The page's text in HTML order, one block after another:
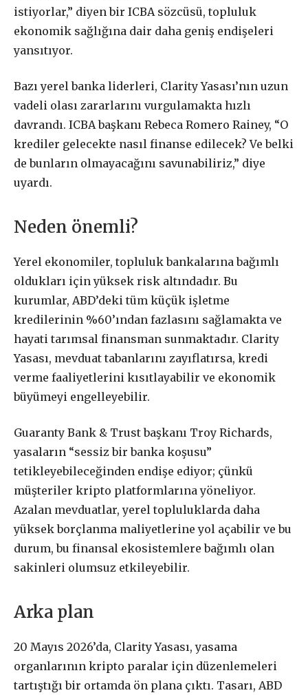
istiyorlar,” diyen bir ICBA sözcüsü, topluluk
ekonomik sağlığına dair daha geniş endişeleri
yansıtıyor.
Bazı yerel banka liderleri, Clarity Yasası’nın uzun
vadeli olası zararlarını vurgulamakta hızlı
davrandı. ICBA başkanı Rebeca Romero Rainey, “O
krediler gelecekte nasıl finanse edilecek? Ve belki
de bunların olmayacağını savunabiliriz,” diye
uyardı.
Neden önemli?
Yerel ekonomiler, topluluk bankalarına bağımlı
oldukları için yüksek risk altındadır. Bu
kurumlar, ABD’deki tüm küçük işletme
kredilerinin %60’ından fazlasını sağlamakta ve
hayati tarımsal finansman sunmaktadır. Clarity
Yasası, mevduat tabanlarını zayıflatırsa, kredi
verme faaliyetlerini kısıtlayabilir ve ekonomik
büyümeyi engelleyebilir.
Guaranty Bank & Trust başkanı Troy Richards,
yasaların “sessiz bir banka koşusu”
tetikleyebileceğinden endişe ediyor; çünkü
müşteriler kripto platformlarına yöneliyor.
Azalan mevduatlar, yerel topluluklarda daha
yüksek borçlanma maliyetlerine yol açabilir ve bu
durum, bu finansal ekosistemlere bağımlı olan
sakinleri olumsuz etkileyebilir.
Arka plan
20 Mayıs 2026’da, Clarity Yasası, yasama
organlarının kripto paralar için düzenlemeleri
tartıştığı bir ortamda ön plana çıktı. Tasarı, ABD